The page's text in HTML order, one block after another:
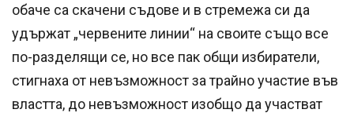
обаче са скачени съдове и в стремежа си да
удържат „червените линии“ на своите също все
по-разделящи се, но все пак общи избиратели,
стигнаха от невъзможност за трайно участие във
властта, до невъзможност изобщо да участват